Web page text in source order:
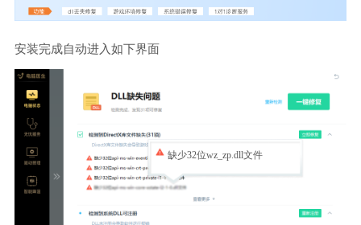
安装完成自动进入如下界面
缺少32位wz_zp.dll文件